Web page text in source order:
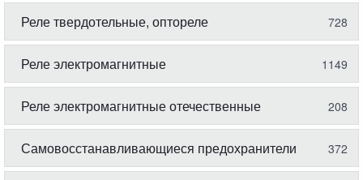
Реле твердотельные, оптореле 728
Реле электромагнитные 1149
Реле электромагнитные отечественные 208
Самовосстанавливающиеся предохранители 372